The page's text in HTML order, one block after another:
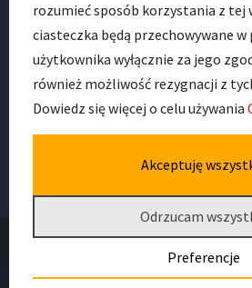
ADRES
ul. Zwycięska 8 A
Deklaracja
rozumieć sposób korzystania z tej
ciasteczka będą przechowywane w
użytkownika wyłącznie za jego
również możliwość rezygnacji z
Dowiedz się więcej o celu używania
Akceptuję
Odrzucam
Preferencje